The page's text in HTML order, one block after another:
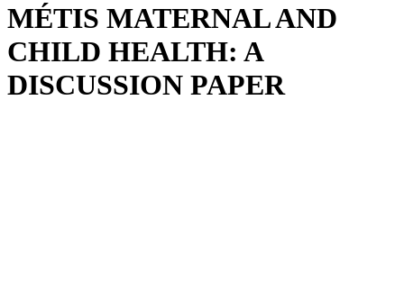
Recherche
uO
Comment
soumettre
votre
thèse
MÉTIS MATERNAL AND
CHILD HEALTH: A
DISCUSSION PAPER